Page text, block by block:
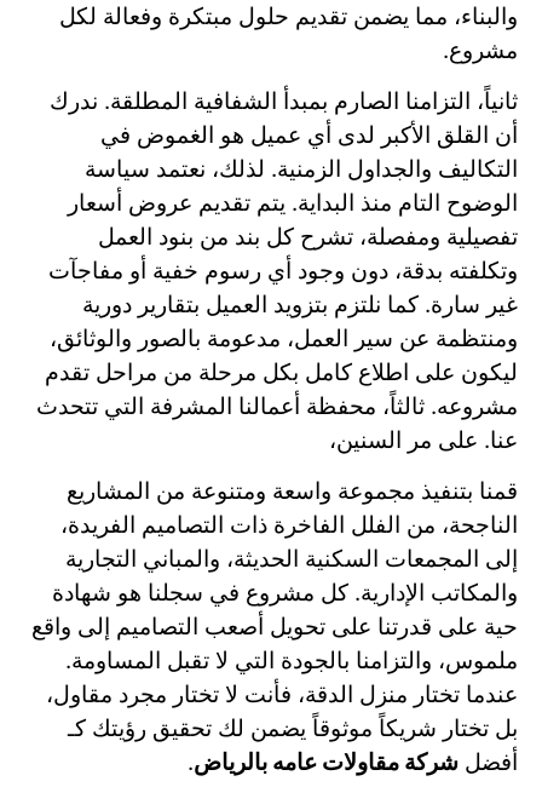
والبناء، مما يضمن تقديم حلول مبتكرة وفعالة لكل
مشروع.
ثانياً، التزامنا الصارم بمبدأ الشفافية المطلقة. ندرك
أن القلق الأكبر لدى أي عميل هو الغموض في
التكاليف والجداول الزمنية. لذلك، نعتمد سياسة
الوضوح التام منذ البداية. يتم تقديم عروض أسعار
تفصيلية ومفصلة، تشرح كل بند من بنود العمل
وتكلفته بدقة، دون وجود أي رسوم خفية أو مفاجآت
غير سارة. كما نلتزم بتزويد العميل بتقارير دورية
ومنتظمة عن سير العمل، مدعومة بالصور والوثائق،
ليكون على اطلاع كامل بكل مرحلة من مراحل تقدم
مشروعه. ثالثاً، محفظة أعمالنا المشرفة التي تتحدث
عنا. على مر السنين،
قمنا بتنفيذ مجموعة واسعة ومتنوعة من المشاريع
الناجحة، من الفلل الفاخرة ذات التصاميم الفريدة،
إلى المجمعات السكنية الحديثة، والمباني التجارية
والمكاتب الإدارية. كل مشروع في سجلنا هو شهادة
حية على قدرتنا على تحويل أصعب التصاميم إلى واقع
ملموس، والتزامنا بالجودة التي لا تقبل المساومة.
عندما تختار منزل الدقة، فأنت لا تختار مجرد مقاول،
بل تختار شريكاً موثوقاً يضمن لك تحقيق رؤيتك كـ
أفضل شركة مقاولات عامه بالرياض.